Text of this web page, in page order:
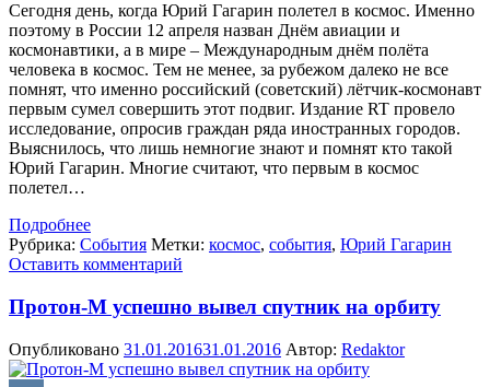
Сегодня день, когда Юрий Гагарин полетел в космос. Именно
поэтому в России 12 апреля назван Днём авиации и
космонавтики, а в мире – Международным днём полёта
человека в космос. Тем не менее, за рубежом далеко не все
помнят, что именно российский (советский) лётчик-космонавт
первым сумел совершить этот подвиг. Издание RT провело
исследование, опросив граждан ряда иностранных городов.
Выяснилось, что лишь немногие знают и помнят кто такой
Юрий Гагарин. Многие считают, что первым в космос
полетел…
Подробнее
Рубрика: События Метки: космос, события, Юрий Гагарин
Оставить комментарий
Протон-М успешно вывел спутник на орбиту
Опубликовано 31.01.201631.01.2016 Автор: Redaktor